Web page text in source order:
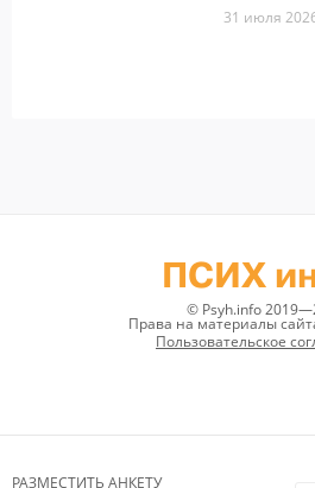
31 июля
ПСИХ
© Psyh.info
Права на материалы
Пользовательское
РАЗМЕСТИТЬ АНКЕТУ